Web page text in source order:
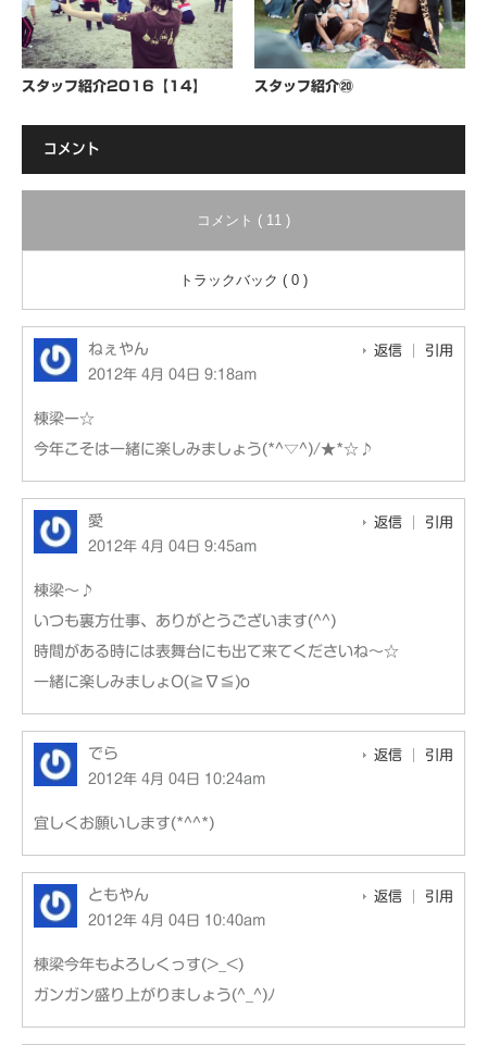
スタッフ紹介2016【14】 スタッフ紹介⑳
コメント
コメント ( 11 )
トラックバック ( 0 )
ねぇやん
2012年 4月 04日 9:18am
返信 引用
棟梁ー☆
今年こそは一緒に楽しみましょう(*^▽^)/★*☆♪
愛
2012年 4月 04日 9:45am
返信 引用
棟梁～♪
いつも裏方仕事、ありがとうございます(^^)
時間がある時には表舞台にも出て来てくださいね～☆
一緒に楽しみましょO(≧∇≦)o
でら
2012年 4月 04日 10:24am
返信 引用
宜しくお願いします(*^^*)
ともやん
2012年 4月 04日 10:40am
返信 引用
棟梁今年もよろしくっす(>_<)
ガンガン盛り上がりましょう(^_^)ﾉ